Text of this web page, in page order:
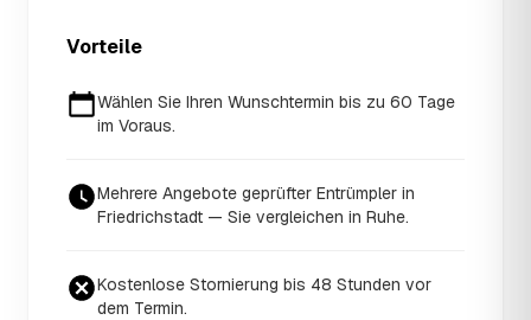
Vorteile
Wählen Sie Ihren Wunschtermin bis zu 60 Tage
im Voraus.
Mehrere Angebote geprüfter Entrümpler in
Friedrichstadt — Sie vergleichen in Ruhe.
Kostenlose Stornierung bis 48 Stunden vor
dem Termin.